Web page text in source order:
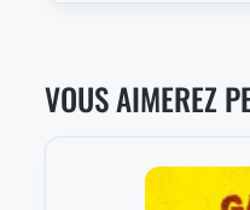
VOUS AIMEREZ